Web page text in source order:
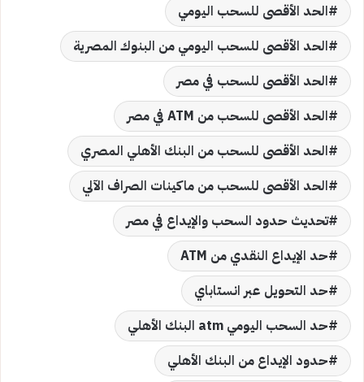
الحد الأقصى للسحب اليومي
الحد الأقصى للسحب اليومي من البنوك المصرية
الحد الأقصى للسحب في مصر
الحد الأقصى للسحب من ATM في مصر
الحد الأقصى للسحب من البنك الأهلي المصري
الحد الأقصى للسحب من ماكينات الصراف الآلي
تحديث حدود السحب والإيداع في مصر
حد الإيداع النقدي من ATM
حد التحويل عبر انستاباي
حد السحب اليومي atm البنك الأهلي
حدود الإيداع من البنك الأهلي